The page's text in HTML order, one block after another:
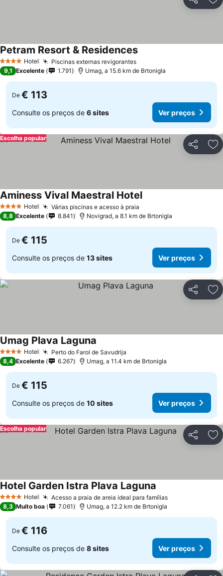
Partilhar
4 EstrelasHotel Piscinas externas revigorantesVer preços
Petram Resort & ResidencesVer preços
9,1 Excelente 1.791 Umag, a 15.6 km de Brtonigla
De € 113
Consulte os preços de 6 sites Ver preços
Partilhar
Escolha popular
4 EstrelasHotel Várias piscinas e acesso à praia
Aminess Vival Maestral HotelVer preços
8,8 Excelente 8.841 Novigrad, a 8.1 km de Brtonigla
De € 115
Consulte os preços de 13 sites Ver preços
Partilhar
4 EstrelasHotel Perto do Farol de Savudrija
Umag Plava Laguna
8,4 Excelente 6.267 Umag, a 11.4 km de Brtonigla
De € 115
Consulte os preços de 10 sites Ver preços
Partilhar
Escolha popular
4 EstrelasHotel Acesso a praia de areia ideal para famíliasVer preços
Hotel Garden Istra Plava Laguna
8,3 Muito boa 7.061 Umag, a 12.2 km de Brtonigla
De € 116
Consulte os preços de 8 sites Ver preços